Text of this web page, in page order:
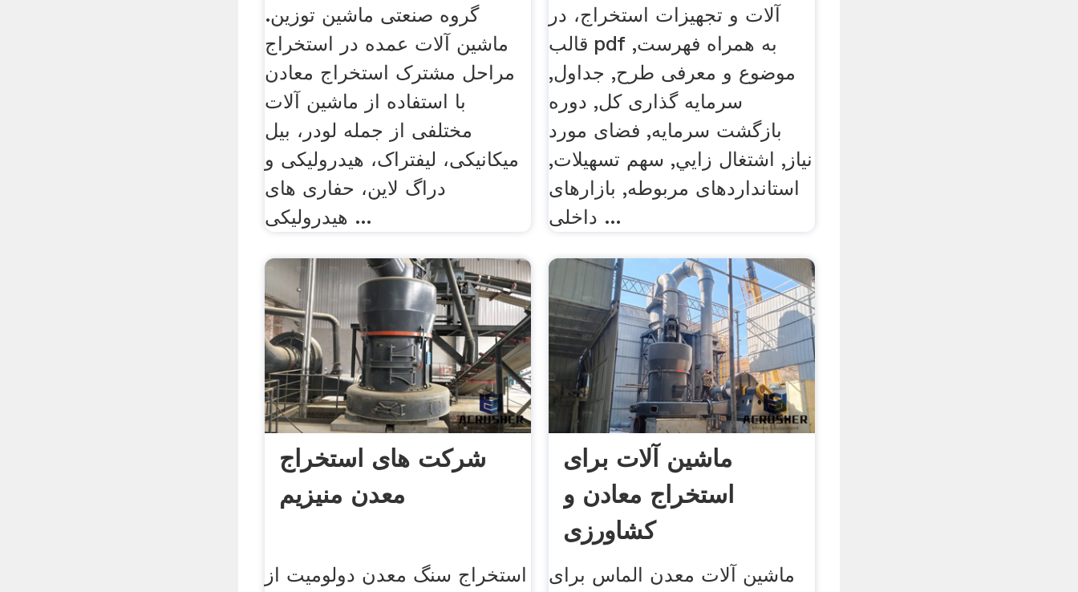
گروه صنعتی ماشین توزین.
ماشین آلات عمده در استخراج
مراحل مشترک استخراج معادن
با استفاده از ماشین آلات
مختلفی از جمله لودر، بیل
میکانیکی، لیفتراک، هیدرولیکی و
دراگ لاین، حفاری های
هیدرولیکی ...
آلات و تجهیزات استخراج، در
قالب pdf به همراه فهرست,
موضوع و معرفی طرح, جداول,
سرمايه گذاری كل, دوره
بازگشت سرمايه, فضای مورد
نیاز, اشتغال زايي, سهم تسهيلات,
استانداردهای مربوطه, بازارهای
داخلی ...
شرکت های استخراج
معدن منیزیم
استخراج سنگ معدن دولومیت از
ماشین آلات برای
استخراج معادن و
کشاورزی
ماشین آلات معدن الماس برای